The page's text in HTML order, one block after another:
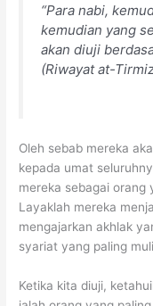
“Para nabi,
kemudian yang
akan diuji
(Riwayat at-
Oleh sebab mereka
kepada umat
mereka sebagai orang
Layaklah mereka
mengajarkan akhlak
syariat yang paling
Ketika kita diuji,